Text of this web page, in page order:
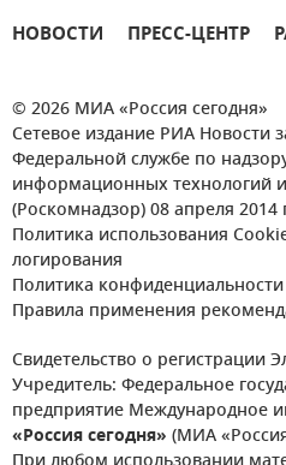
НОВОСТИ ПРЕСС-ЦЕНТР
© 2026 МИА «Россия сегодня»
Сетевое издание РИА Новости
Федеральной службе по
информационных технологий
(Роскомнадзор) 08 апреля 2014
Политика использования
логирования
Политика конфиденциальности
Правила применения
Свидетельство о регистрации
Учредитель: Федеральное
предприятие Международное
«Россия сегодня» (МИА